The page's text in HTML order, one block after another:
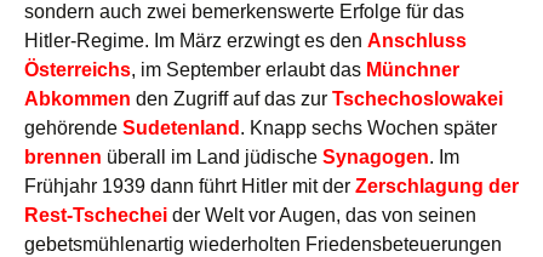
sondern auch zwei bemerkenswerte Erfolge für das
Hitler-Regime. Im März erzwingt es den Anschluss
Österreichs, im September erlaubt das Münchner
Abkommen den Zugriff auf das zur Tschechoslowakei
gehörende Sudetenland . Knapp sechs Wochen später
brennen überall im Land jüdische Synagogen. Im
Frühjahr 1939 dann führt Hitler mit der Zerschlagung der
Rest-Tschechei der Welt vor Augen, das von seinen
gebetsmühlenartig wiederholten Friedensbeteuerungen